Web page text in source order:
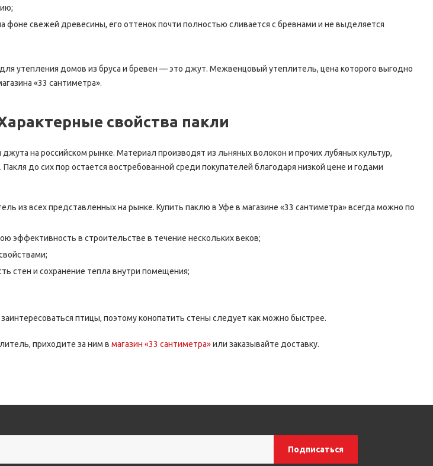
фоне свежей древесины, его оттенок почти полностью сливается с бревнами и не выделяется
утепления домов из бруса и бревен — это джут. Межвенцовый утеплитель, цена которого выгодно
«33 сантиметра».
свойства пакли
на российском рынке. Материал производят из льняных волокон и прочих лубяных культур,
до сих пор остается востребованной среди покупателей благодаря низкой цене и годами
из всех представленных на рынке. Купить паклю в Уфе в магазине «33 сантиметра» всегда можно по
эффективность в строительстве в течение нескольких веков;
стен и сохранение тепла внутри помещения;
птицы, поэтому конопатить стены следует как можно быстрее.
приходите за ним в магазин «33 сантиметра»или заказывайте доставку.